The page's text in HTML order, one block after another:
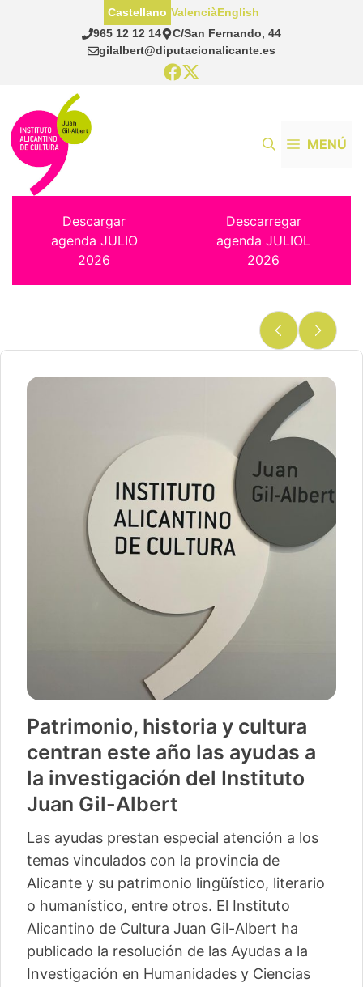
965 12 12 14
C/San Fernando, 44
gilalbert@diputacionalicante.es
Castellano ValenciàEnglish
MENÚ
Descargar
agenda JULIO
2026
Descarregar
agenda JULIOL
2026
Patrimonio, historia y cultura
centran este año las ayudas a
la investigación del Instituto
Juan Gil-Albert
Las ayudas prestan especial atención a los
temas vinculados con la provincia de
Alicante y su patrimonio lingüístico, literario
o humanístico, entre otros. El Instituto
Alicantino de Cultura Juan Gil-Albert ha
publicado la resolución de las Ayudas a la
Investigación en Humanidades y Ciencias